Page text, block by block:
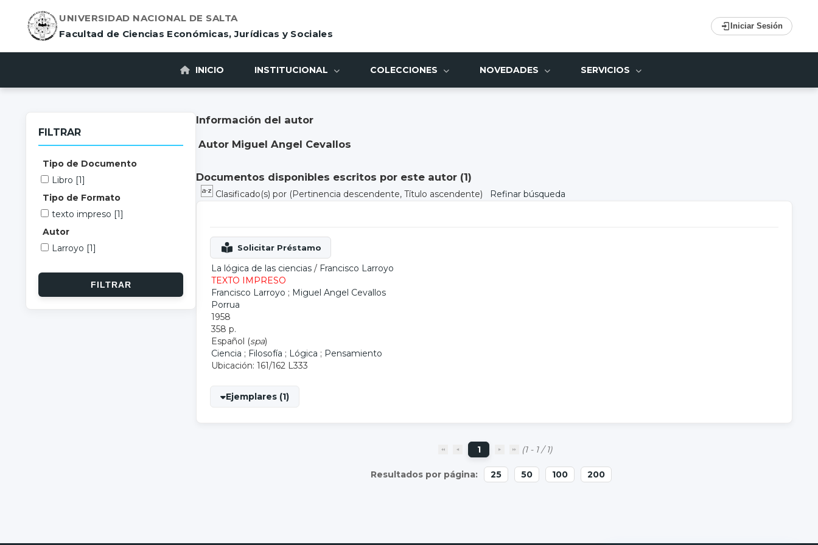
UNIVERSIDAD NACIONAL DE SALTA
Facultad de Ciencias Económicas, Jurídicas y Sociales
Iniciar Sesión
INICIO INSTITUCIONAL COLECCIONES NOVEDADES SERVICIOS
Información del autor
Autor Miguel Angel Cevallos
Documentos disponibles escritos por este autor (1)
Clasificado(s) por (Pertinencia descendente, Título ascendente) Refinar búsqueda
La lógica de las ciencias / Francisco Larroyo
TEXTO IMPRESO
Francisco Larroyo ; Miguel Angel Cevallos
Porrua
1958
358 p.
Español (spa)
Ciencia ; Filosofía ; Lógica ; Pensamiento
Ubicación: 161/162 L333
Ejemplares (1)
1 (1 - 1 / 1)
25 50 100 200
FILTRAR
Tipo de Documento
Libro [1]
Tipo de Formato
texto impreso [1]
Autor
Larroyo [1]